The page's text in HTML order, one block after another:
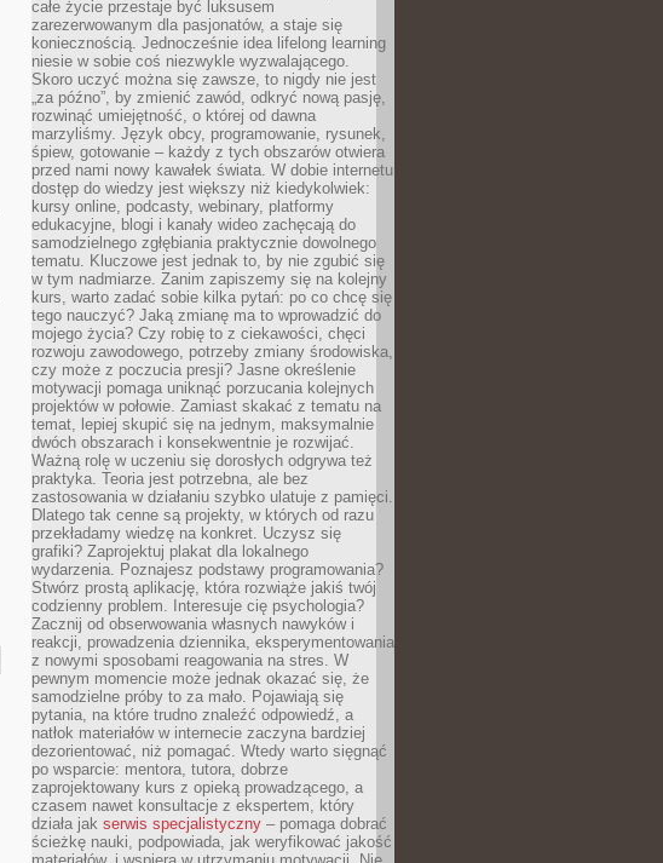
całe życie przestaje być luksusem
zarezerwowanym dla pasjonatów, a staje się
koniecznością. Jednocześnie idea lifelong learning
niesie w sobie coś niezwykle wyzwalającego.
Skoro uczyć można się zawsze, to nigdy nie jest
„za późno”, by zmienić zawód, odkryć nową pasję,
rozwinąć umiejętność, o której od dawna
marzyliśmy. Język obcy, programowanie, rysunek,
śpiew, gotowanie – każdy z tych obszarów otwiera
przed nami nowy kawałek świata. W dobie internetu
dostęp do wiedzy jest większy niż kiedykolwiek:
kursy online, podcasty, webinary, platformy
edukacyjne, blogi i kanały wideo zachęcają do
samodzielnego zgłębiania praktycznie dowolnego
tematu. Kluczowe jest jednak to, by nie zgubić się
w tym nadmiarze. Zanim zapiszemy się na kolejny
kurs, warto zadać sobie kilka pytań: po co chcę się
tego nauczyć? Jaką zmianę ma to wprowadzić do
mojego życia? Czy robię to z ciekawości, chęci
rozwoju zawodowego, potrzeby zmiany środowiska,
czy może z poczucia presji? Jasne określenie
motywacji pomaga uniknąć porzucania kolejnych
projektów w połowie. Zamiast skakać z tematu na
temat, lepiej skupić się na jednym, maksymalnie
dwóch obszarach i konsekwentnie je rozwijać.
Ważną rolę w uczeniu się dorosłych odgrywa też
praktyka. Teoria jest potrzebna, ale bez
zastosowania w działaniu szybko ulatuje z pamięci.
Dlatego tak cenne są projekty, w których od razu
przekładamy wiedzę na konkret. Uczysz się
grafiki? Zaprojektuj plakat dla lokalnego
wydarzenia. Poznajesz podstawy programowania?
Stwórz prostą aplikację, która rozwiąże jakiś twój
codzienny problem. Interesuje cię psychologia?
Zacznij od obserwowania własnych nawyków i
reakcji, prowadzenia dziennika, eksperymentowania
z nowymi sposobami reagowania na stres. W
pewnym momencie może jednak okazać się, że
samodzielne próby to za mało. Pojawiają się
pytania, na które trudno znaleźć odpowiedź, a
natłok materiałów w internecie zaczyna bardziej
dezorientować, niż pomagać. Wtedy warto sięgnąć
po wsparcie: mentora, tutora, dobrze
zaprojektowany kurs z opieką prowadzącego, a
czasem nawet konsultacje z ekspertem, który
działa jak serwis specjalistyczny – pomaga dobrać
ścieżkę nauki, podpowiada, jak weryfikować jakość